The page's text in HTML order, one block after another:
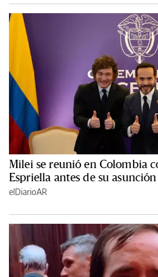
Milei se reunió en Colombia
Espriella antes de su asunción
elDiarioAR